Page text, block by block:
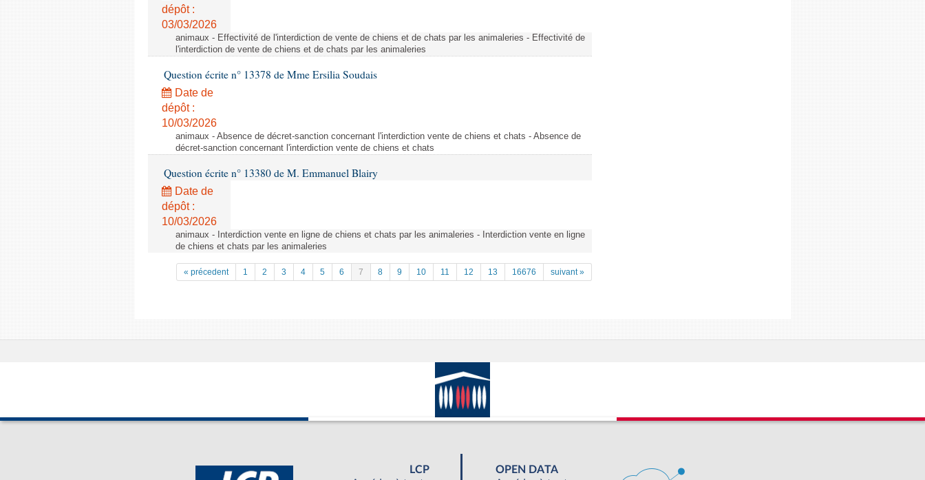
dépôt :
03/03/2026
animaux - Effectivité de l'interdiction de vente de chiens et de chats par les animaleries - Effectivité de
l'interdiction de vente de chiens et de chats par les animaleries
Question écrite n° 13378 de Mme Ersilia Soudais
Date de
dépôt :
10/03/2026
animaux - Absence de décret-sanction concernant l'interdiction vente de chiens et chats - Absence de
décret-sanction concernant l'interdiction vente de chiens et chats
Question écrite n° 13380 de M. Emmanuel Blairy
Date de
dépôt :
10/03/2026
animaux - Interdiction vente en ligne de chiens et chats par les animaleries - Interdiction vente en ligne
de chiens et chats par les animaleries
« précedent 1 2 3 4 5 6 7 8 9 10 11 12 13 16676 suivant »
LCP
OPEN DATA